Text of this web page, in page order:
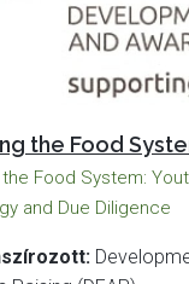
the Food
Food System:
and Due Diligence